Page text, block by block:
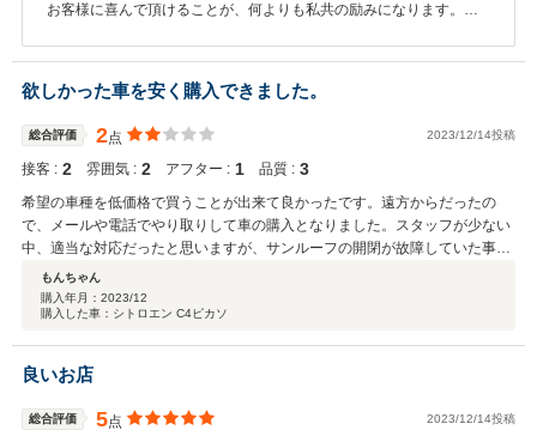
お客様に喜んで頂けることが、何よりも私共の励みになります。こ
欲しかった車を安く購入できました。
総合評価 2点 2023/12/14投稿
接客 : 2 雰囲気 : 2 アフター : 1 品質 : 3
希望の車種を低価格で買うことが出来て良かったです。遠方からだったの
で、メールや電話でやり取りして車の購入となりました。スタッフが少ない
中、適当な対応だったと思いますが、サンルーフの開閉が故障していた事を
教えてもらっていなかったので驚きました。また店舗で納車後に運転してい
たら、三時間ほどしたらエンジン警告灯が点灯したので？？？と疑問が残り
ました。
もんちゃん
購入年月： 2023/12
購入した車：シトロエン C4ピカソ
良いお店
総合評価 5点 2023/12/14投稿